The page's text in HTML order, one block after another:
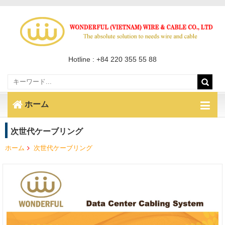
Hotline : +84 220 355 55 88
ホーム
次世代ケーブリング
ホーム 次世代ケーブリング